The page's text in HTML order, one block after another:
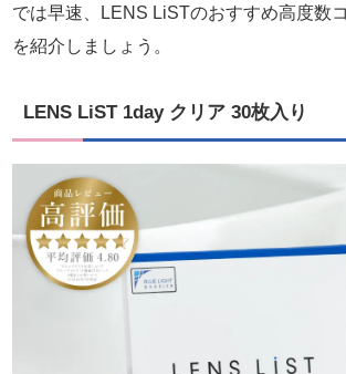
では早速、LENS LiSTのおすすめ高度数
を紹介しましょう。
LENS LiST 1day クリア 30枚入り